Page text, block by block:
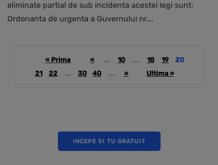
eliminate partial de sub incidenta acestei legi sunt:
Ordonanta de urgenta a Guvernului nr….
« Prima « ... 10 ... 18 19
20
21
22 ... 30 40 ... » Ultima »
INCEPE SI TU GRATUIT